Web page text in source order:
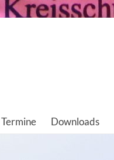
Termine Downloads